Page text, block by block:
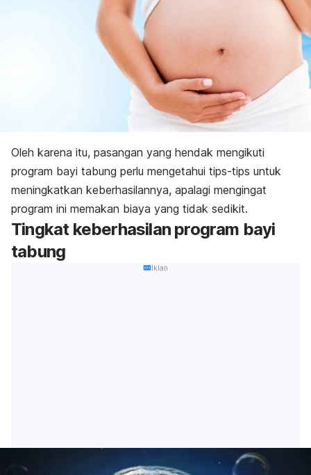
Oleh karena itu, pasangan yang hendak mengikuti
program bayi tabung perlu mengetahui tips-tips untuk
meningkatkan keberhasilannya, apalagi mengingat
program ini memakan biaya yang tidak sedikit.
Tingkat keberhasilan program bayi
tabung
Iklan